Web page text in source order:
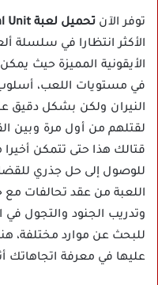
توفر الآن تحميل لعبة Resident Evil Survival Unit مهكرة
الأيقونية المميزة حيث
في مستويات اللعب،
النيران ولكن بشكل دقيق
لقتلهم من أول مرة وبين
قتالك هذا حتى تتمكن
للوصول إلى حل جذري
اللعبة من عقد تحالفات
وتدريب الجنود والتجول في
للبحث عن موارد مختلفة،
عليها في معرفة اتجاهاتك